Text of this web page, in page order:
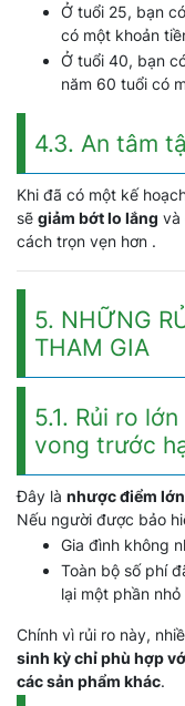
Ở tuổi 25, bạn
có một khoản
Ở tuổi 40, bạn
năm 60 tuổi có
4.3. An tâm
Khi đã có một kế
sẽ giảm bớt lo lắng và
cách trọn vẹn hơn .
5. NHỮNG
THAM GIA
5.1. Rủi ro
vong trước
Đây là nhược điểm
Nếu người được bảo
Gia đình không
Toàn bộ số phí
lại một phần
Chính vì rủi ro này,
sinh kỳ chỉ phù hợp
các sản phẩm khác.